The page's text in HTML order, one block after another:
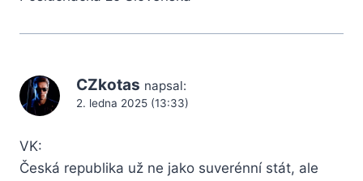
CZkotas napsal:
2. ledna 2025 (13:33)
VK:
Česká republika už ne jako suverénní stát, ale